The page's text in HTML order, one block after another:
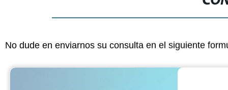
No dude en enviarnos su consulta en el siguiente